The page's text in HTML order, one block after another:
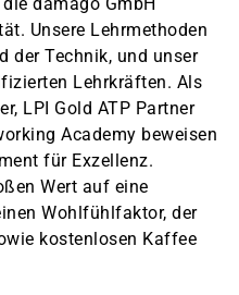
Unsere Lehrmethoden
der Technik, und unser
Lehrkräften. Als
LPI Gold ATP Partner
Academy beweisen
für Exzellenz.
Wert auf eine
Wohlfühlfaktor, der
kostenlosen Kaffee